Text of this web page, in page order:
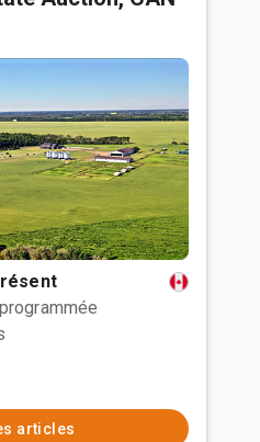
articles